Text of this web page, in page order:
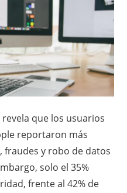
que los usuarios
reportaron más
fraudes y robo de datos
solo el 35%
frente al 42% de